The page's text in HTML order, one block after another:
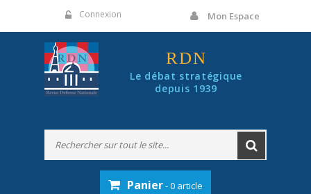
Connexion Mon Espace
RDN
Le débat stratégique
depuis 1939
Panier- 0 article